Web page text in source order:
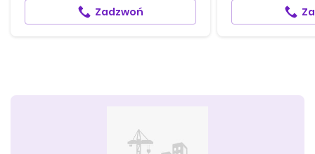
Zadzwoń